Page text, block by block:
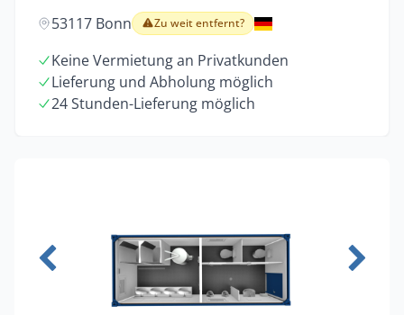
53117 Bonn Zu weit entfernt?
Keine Vermietung an Privatkunden
Lieferung und Abholung möglich
24 Stunden-Lieferung möglich